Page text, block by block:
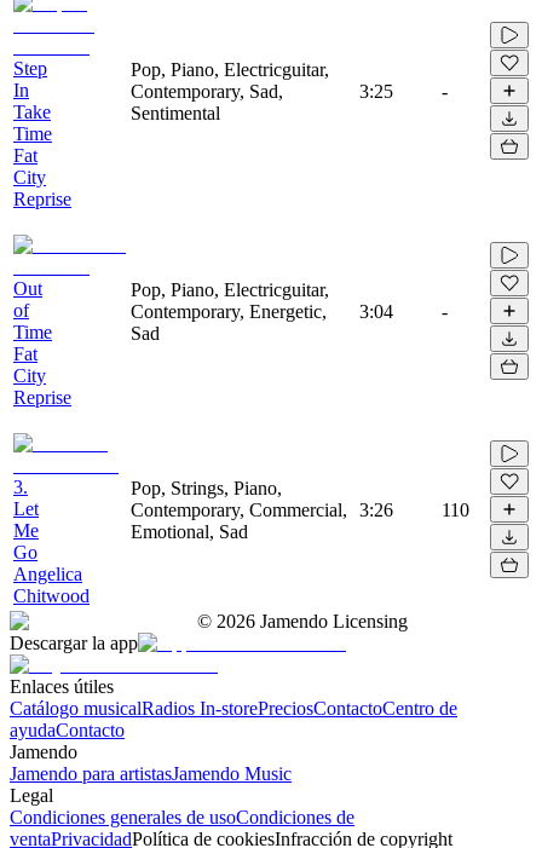
Step
In
Take
Time
Fat
City
Reprise
Pop, Piano, Electricguitar,
Contemporary, Sad,
Sentimental
3:25 -
Out
of
Time
Fat
City
Reprise
Pop, Piano, Electricguitar,
Contemporary, Energetic,
Sad
3:04 -
3.
Let
Me
Go
Angelica
Chitwood
Pop, Strings, Piano,
Contemporary, Commercial,
Emotional, Sad
3:26 110
© 2026 Jamendo Licensing
Descargar la app
Enlaces útiles
Catálogo musicalRadios In-storePreciosContactoCentro de
ayudaContacto
Jamendo
Jamendo para artistasJamendo Music
Legal
Condiciones generales de usoCondiciones de
ventaPrivacidadPolítica de cookiesInfracción de copyright